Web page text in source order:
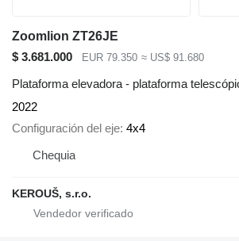
Zoomlion ZT26JE
$ 3.681.000
EUR 79.350 ≈ US$ 91.680
Plataforma elevadora - plataforma
2022
Configuración del eje 4x4
Chequia
KEROUŠ, s.r.o.